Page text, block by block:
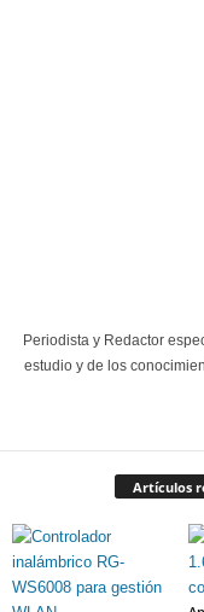
Periodista y Redactor
estudio y de los
Artículos